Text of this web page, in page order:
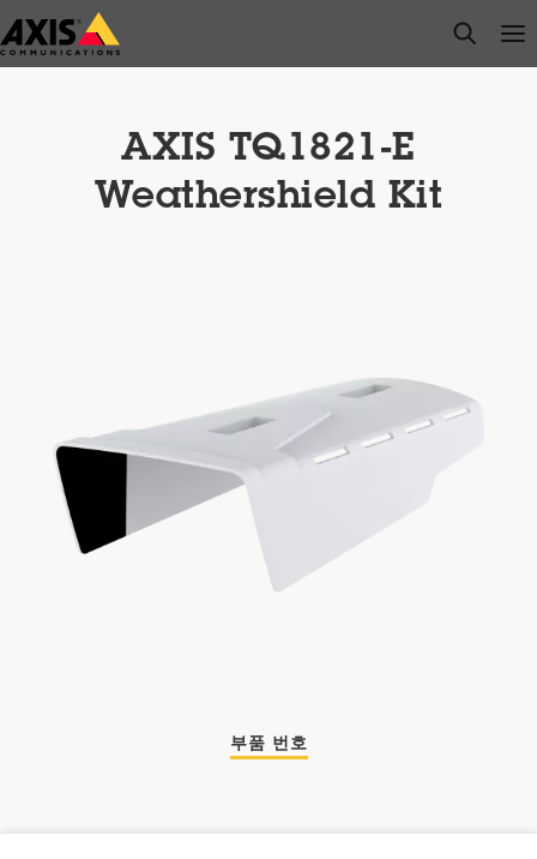
주
요
open
AXIS TQ1821-E
Weathershield Kit
부품 번호